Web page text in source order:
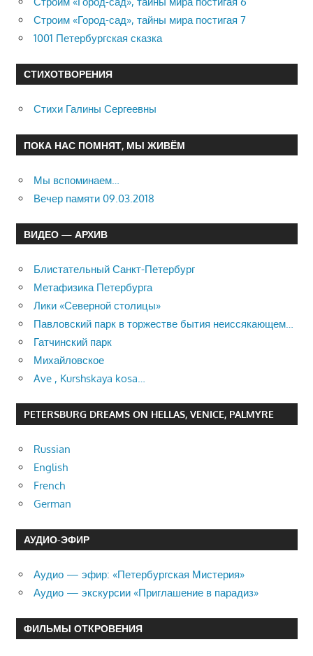
Строим «Город-сад», тайны мира постигая 7
1001 Петербургская сказка
СТИХОТВОРЕНИЯ
Стихи Галины Сергеевны
ПОКА НАС ПОМНЯТ, МЫ ЖИВЁМ
Мы вспоминаем…
Вечер памяти 09.03.2018
ВИДЕО — АРХИВ
Блистательный Санкт-Петербург
Метафизика Петербурга
Лики «Северной столицы»
Павловский парк в торжестве бытия неиссякающем…
Гатчинский парк
Михайловское
Ave , Kurshskaya kosa…
PETERSBURG DREAMS ON HELLAS, VENICE, PALMYRE
Russian
English
French
German
АУДИО-ЭФИР
Аудио — эфир: «Петербургская Мистерия»
Аудио — экскурсии «Приглашение в парадиз»
ФИЛЬМЫ ОТКРОВЕНИЯ